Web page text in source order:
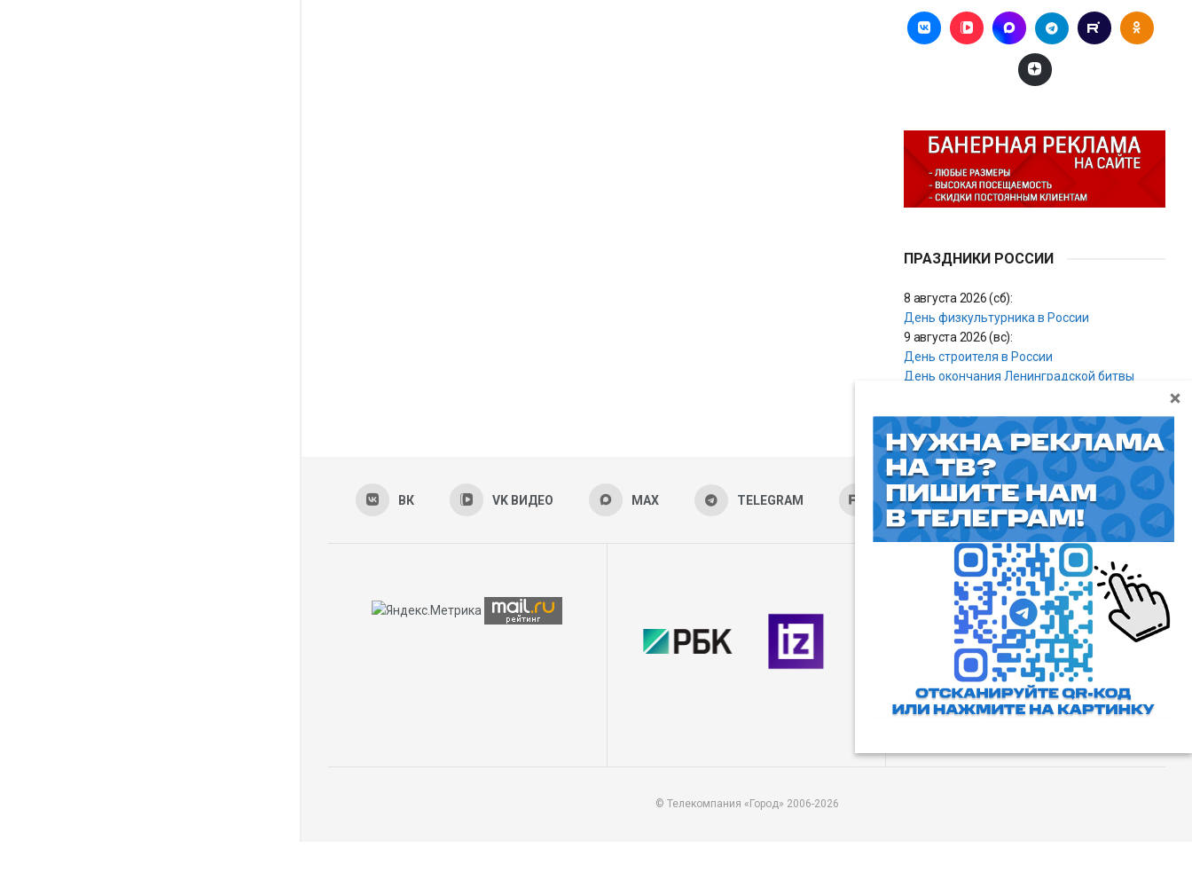
ПРАЗДНИКИ РОССИИ
8 августа 2026 (сб):
День физкультурника в России
9 августа 2026 (вс):
День строителя в России
День окончания Ленинградской битвы
ВК VK ВИДЕО MAX TELEGRAM RUTUBE ОК ДЗЕН
Пользовательское соглашение
Все права защищены. Любое
использование материалов
допускается только с согласия
редакции, а также с ссылкой на
сайт.
© Телекомпания «Город» 2006-2026